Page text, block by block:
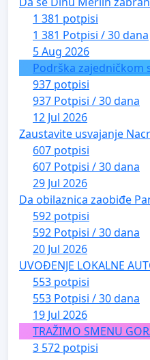
1 381 potpisi
1 381 Potpisi / 30 dana
5 Aug 2026
Podrška zajedničkom
937 potpisi
937 Potpisi / 30 dana
12 Jul 2026
Zaustavite usvajanje
607 potpisi
607 Potpisi / 30 dana
29 Jul 2026
Da obilaznica zaobiđe
592 potpisi
592 Potpisi / 30 dana
20 Jul 2026
UVOĐENJE LOKALNE
553 potpisi
553 Potpisi / 30 dana
19 Jul 2026
TRAŽIMO SMENU
3 572 potpisi